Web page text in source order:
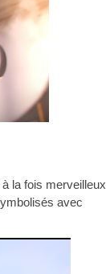
la fois merveilleux
avec